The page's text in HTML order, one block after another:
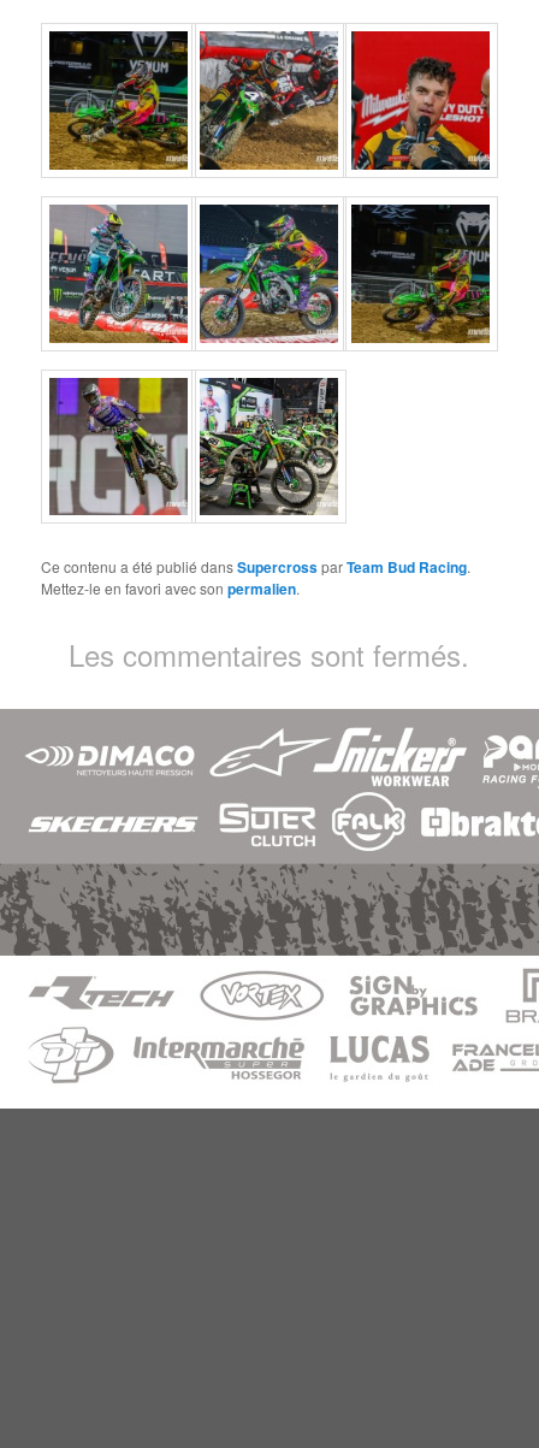
Ce contenu a été publié dansSupercrossparTeam Bud Racing.
Mettez-le en favori avec sonpermalien.
Les commentaires sont fermés.